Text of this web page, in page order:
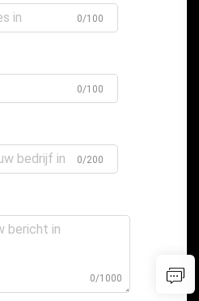
0/100
0/100
0/200
0/1000